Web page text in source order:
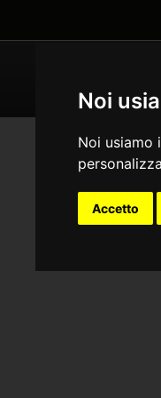
Noi
Noi usiamo
Accetto